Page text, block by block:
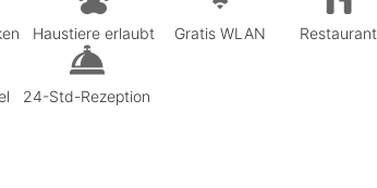
Haustiere erlaubt Gratis WLAN Restaurant
24-Std-Rezeption